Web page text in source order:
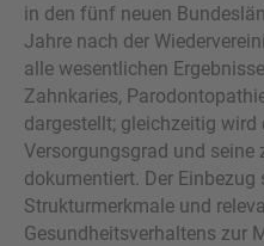
in den fünf neuen
Jahre nach der
alle wesentlichen
Zahnkaries,
dargestellt; gleichzeitig wird
Versorgungsgrad und seine
dokumentiert. Der
Strukturmerkmale und
Gesundheitsverhaltens zur